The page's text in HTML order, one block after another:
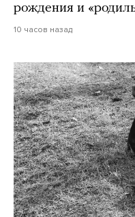
рождения и
10 часов назад